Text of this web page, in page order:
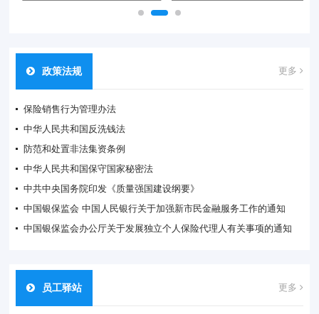
政策法规 更多
保险销售行为管理办法
中华人民共和国反洗钱法
防范和处置非法集资条例
中华人民共和国保守国家秘密法
中共中央国务院印发《质量强国建设纲要》
中国银保监会 中国人民银行关于加强新市民金融服务工作的通知
中国银保监会办公厅关于发展独立个人保险代理人有关事项的通知
员工驿站 更多